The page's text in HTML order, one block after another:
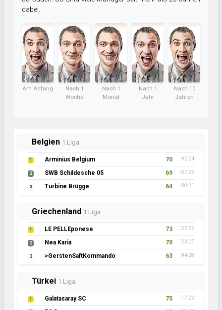
dabei.
Am Anfang
Nach 1
Woche
Nach 1
Monat
Nach 1
Jahr
Nach 10
Jahren
Belgien 1.Liga
1 Arminius Belgium 70 92:24
2 SWB Schildesche 05 69 107:25
3 Turbine Brügge 64 80:21
Griechenland 1.Liga
1 LE PELLEponese 73 127:22
2 Nea Karia 70 123:27
3 >GerstenSaftKommando 63 94:28
Türkei 1.Liga
1 Galatasaray SC 75 117:22